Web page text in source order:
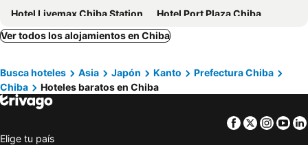
Hotel Livemax Chiba Station
Hotel Port Plaza Chiba
Tabist Hotel Diana Yachiyodai Hotel Livemax Chiba Soga-Ekimae
Toyoko Inn Chiba minato Ekimae
Hotel Shuranza Chiba
Sankei City Hotel Chiba
Okura Chiba Hotel
Super Hotel Chiba Ekimae
Toyoko Inn Chiba eki Higashi guchi
Vessel Inn Keisei Tsudanuma Station
Ver todos los alojamientos en Chiba
Busca hoteles Asia Japón Kanto
Prefectura Chiba
Chiba
Hoteles baratos en Chiba
Facebook
Twitter
Elige tu país